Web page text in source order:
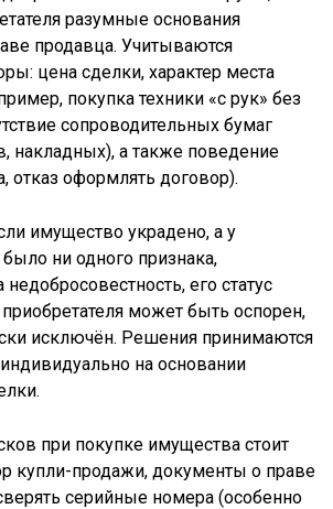
разумные основания
продавца. Учитываются
цена сделки, характер места
покупка техники «с рук» без
сопроводительных бумаг
накладных), а также поведение
отказ оформлять договор).
имущество украдено, а у
было ни одного признака,
его статус
может быть оспорен,
исключён. Решения принимаются
на основании
при покупке имущества стоит
купли-продажи, документы о праве
серийные номера (особенно